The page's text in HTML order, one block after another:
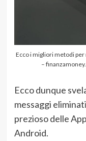
Ecco i migliori metodi
–
Ecco dunque
messaggi
prezioso delle
Android.